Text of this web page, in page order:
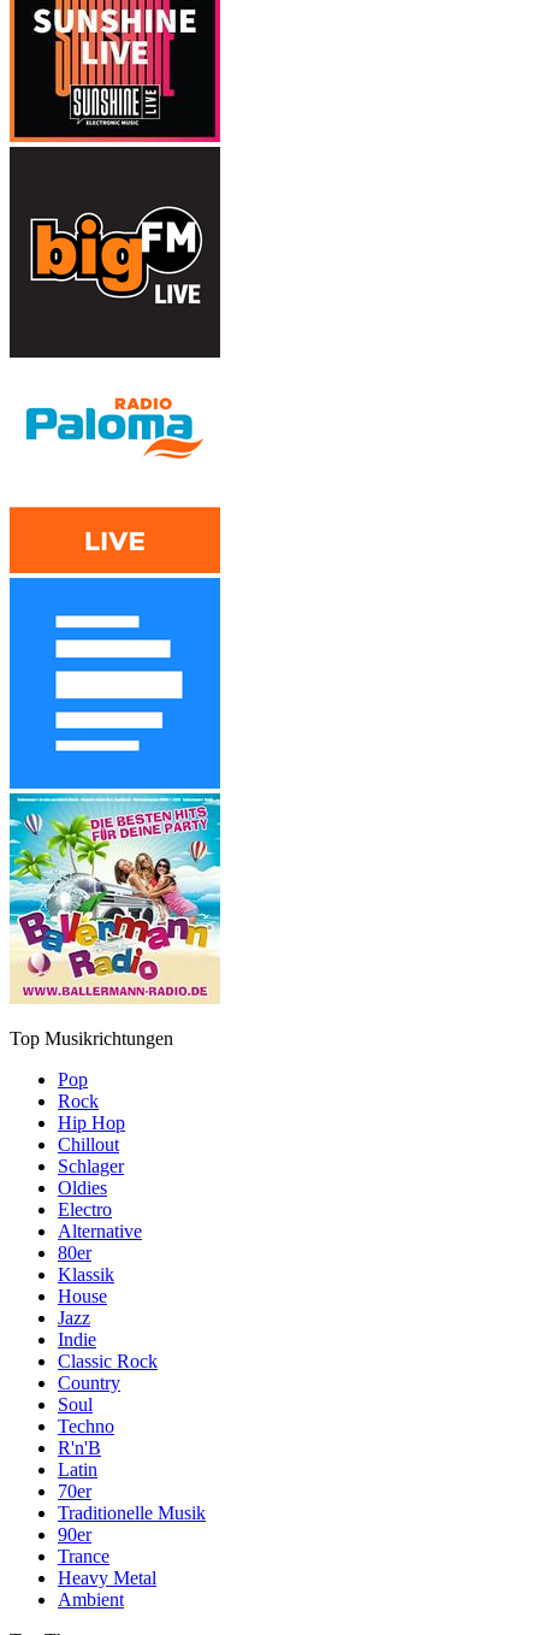
Top Musikrichtungen
Pop
Rock
Hip Hop
Chillout
Schlager
Oldies
Electro
Alternative
80er
Klassik
House
Jazz
Indie
Classic Rock
Country
Soul
Techno
R'n'B
Latin
70er
Traditionelle Musik
90er
Trance
Heavy Metal
Ambient